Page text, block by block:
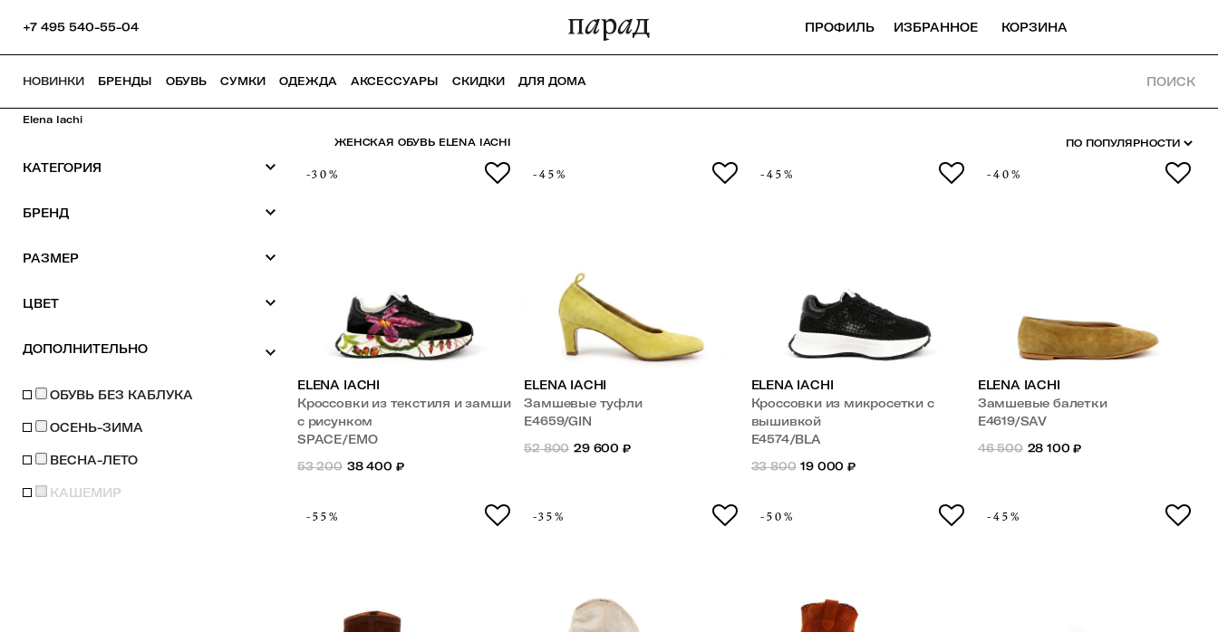
+7 495 540-55-04 ПРОФИЛЬ ИЗБРАННОЕ КОРЗИНА
НОВИНКИ БРЕНДЫ ОБУВЬ СУМКИ ОДЕЖДА АКСЕССУАРЫ СКИДКИ ДЛЯ ДОМА ПОИСК
Elena Iachi
ЖЕНСКАЯ ОБУВЬ ELENA IACHI
КАТЕГОРИЯ
БРЕНД
РАЗМЕР
ЦВЕТ
ДОПОЛНИТЕЛЬНО
ОБУВЬ БЕЗ КАБЛУКА
ОСЕНЬ-ЗИМА
ВЕСНА-ЛЕТО
КАШЕМИР
-30%
ELENA IACHI
Кроссовки из текстиля и замши
с рисунком
SPACE/EMO
53 200 38 400 ₽
-45%
ELENA IACHI
Замшевые туфли
E4659/GIN
52 800 29 600 ₽
-45%
ELENA IACHI
Кроссовки из микросетки с
вышивкой
E4574/BLA
33 800 19 000 ₽
-40%
ELENA IACHI
Замшевые балетки
E4619/SAV
46 500 28 100 ₽
-55% -35% -50% -45%